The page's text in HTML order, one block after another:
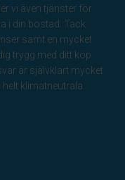
vi även tjänster för
i din bostad. Tack
samt en mycket
trygg med ditt köp
är självklart mycket
klimatneutrala.